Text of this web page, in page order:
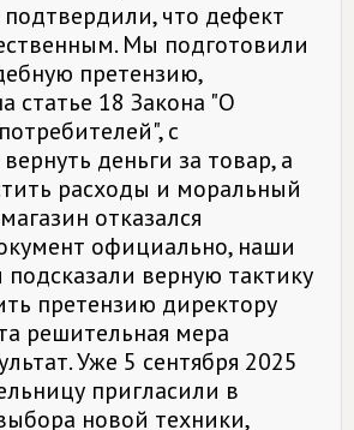
что дефект
Мы подготовили
претензию,
статье 18 Закона "О
с
деньги за товар, а
расходы и моральный
отказался
официально, наши
подсказали верную тактику
претензию директору
решительная мера
Уже 5 сентября 2025
пригласили в
новой техники,